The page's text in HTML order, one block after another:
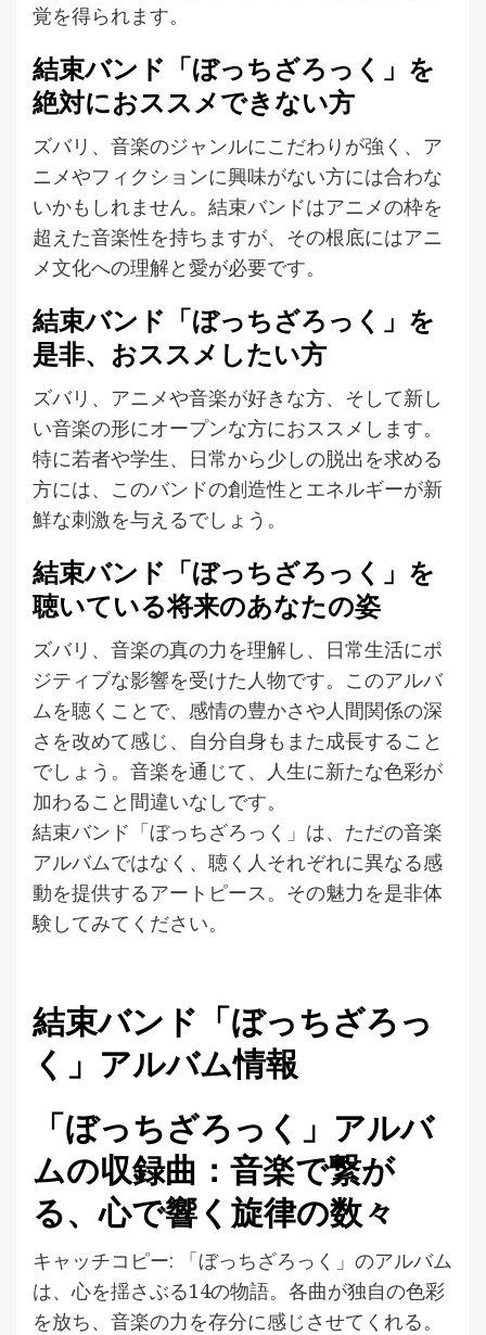
覚を得られます。
結束バンド「ぼっちざろっく」を
絶対におススメできない方
ズバリ、音楽のジャンルにこだわりが強く、ア
ニメやフィクションに興味がない方には合わな
いかもしれません。結束バンドはアニメの枠を
超えた音楽性を持ちますが、その根底にはアニ
メ文化への理解と愛が必要です。
結束バンド「ぼっちざろっく」を
是非、おススメしたい方
ズバリ、アニメや音楽が好きな方、そして新し
い音楽の形にオープンな方におススメします。
特に若者や学生、日常から少しの脱出を求める
方には、このバンドの創造性とエネルギーが新
鮮な刺激を与えるでしょう。
結束バンド「ぼっちざろっく」を
聴いている将来のあなたの姿
ズバリ、音楽の真の力を理解し、日常生活にポ
ジティブな影響を受けた人物です。このアルバ
ムを聴くことで、感情の豊かさや人間関係の深
さを改めて感じ、自分自身もまた成長すること
でしょう。音楽を通じて、人生に新たな色彩が
加わること間違いなしです。
結束バンド「ぼっちざろっく」は、ただの音楽
アルバムではなく、聴く人それぞれに異なる感
動を提供するアートピース。その魅力を是非体
験してみてください。
結束バンド「ぼっちざろっ
く」アルバム情報
「ぼっちざろっく」アルバ
ムの収録曲：音楽で繋が
る、心で響く旋律の数々
キャッチコピー: 「ぼっちざろっく」のアルバム
は、心を揺さぶる14の物語。各曲が独自の色彩
を放ち、音楽の力を存分に感じさせてくれる。